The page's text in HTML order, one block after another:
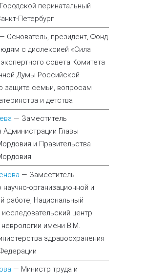
перинатальный
Петербург
— Основатель, президент, Фонд
с дислексией «Сила
совета Комитета
Думы Российской
защите семьи, вопросам
и детства
— Заместитель
Администрации Главы
и Правительства
— Заместитель
организационной и
работе, Национальный
центр
неврологии имени В.М.
здравоохранения
— Министр труда и